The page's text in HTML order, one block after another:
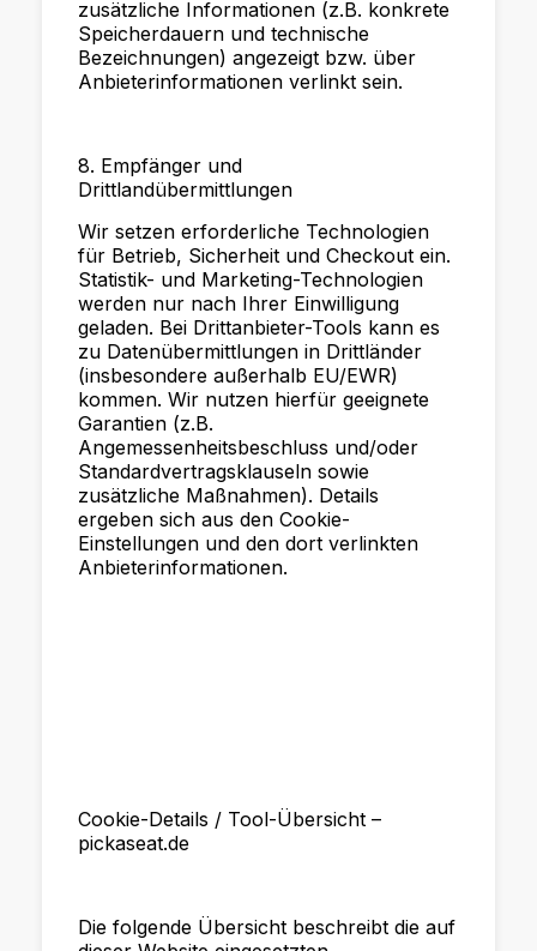
zusätzliche Informationen (z.B. konkrete
Speicherdauern und technische
Bezeichnungen) angezeigt bzw. über
Anbieterinformationen verlinkt sein.
8. Empfänger und
Drittlandübermittlungen
Wir setzen erforderliche Technologien
für Betrieb, Sicherheit und Checkout ein.
Statistik- und Marketing-Technologien
werden nur nach Ihrer Einwilligung
geladen. Bei Drittanbieter-Tools kann es
zu Datenübermittlungen in Drittländer
(insbesondere außerhalb EU/EWR)
kommen. Wir nutzen hierfür geeignete
Garantien (z.B.
Angemessenheitsbeschluss und/oder
Standardvertragsklauseln sowie
zusätzliche Maßnahmen). Details
ergeben sich aus den Cookie-
Einstellungen und den dort verlinkten
Anbieterinformationen.
Cookie-Details / Tool-Übersicht –
pickaseat.de
Die folgende Übersicht beschreibt die auf